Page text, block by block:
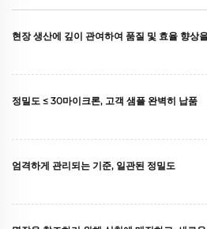
현장 생산에 깊이 관여하여 품질 및 효율 향상
정밀도 ≤ 30마이크론, 고객 샘플 완벽히 납품
엄격하게 관리되는 기준, 일관된 정밀도